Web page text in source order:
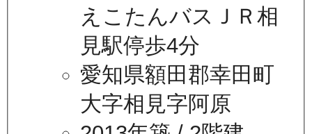
えこたんバスＪＲ相
見駅停歩4分
愛知県額田郡幸田町
大字相見字阿原